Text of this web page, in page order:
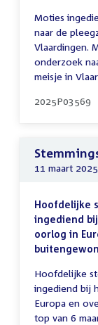
Moties
naar de
Vlaardingen.
onderzoek
meisje in
2025P03569
11 maart 2025
Hoofdelijke
ingediend
oorlog in
Hoofdelijke
ingediend bij
Europa en
top van 6